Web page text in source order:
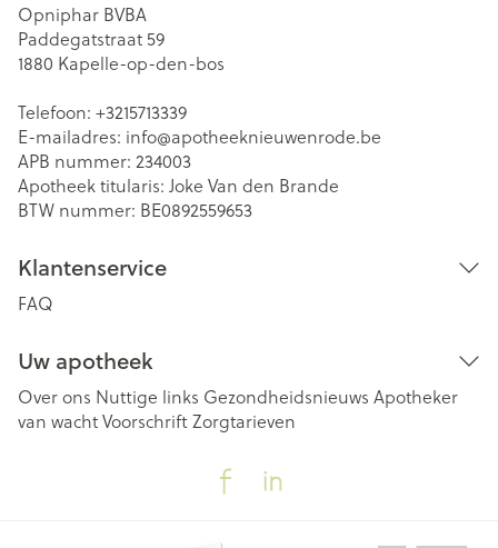
Opniphar BVBA
Paddegatstraat 59
1880 Kapelle-op-den-bos
Telefoon: +3215713339
E-mailadres: info@apotheeknieuwenrode.be
APB nummer: 234003
Apotheek titularis: Joke Van den Brande
BTW nummer: BE0892559653
Klantenservice
FAQ
Uw apotheek
Over ons Nuttige links Gezondheidsnieuws Apotheker
van wachtVoorschriftZorgtarieven